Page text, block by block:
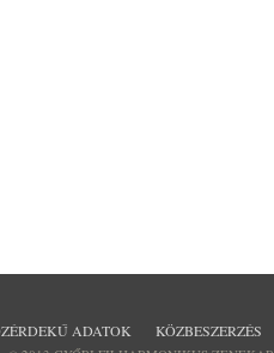
ADATOK KÖZBESZERZÉS